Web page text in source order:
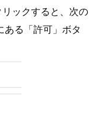
ックすると、次の
ある「許可」ボタ